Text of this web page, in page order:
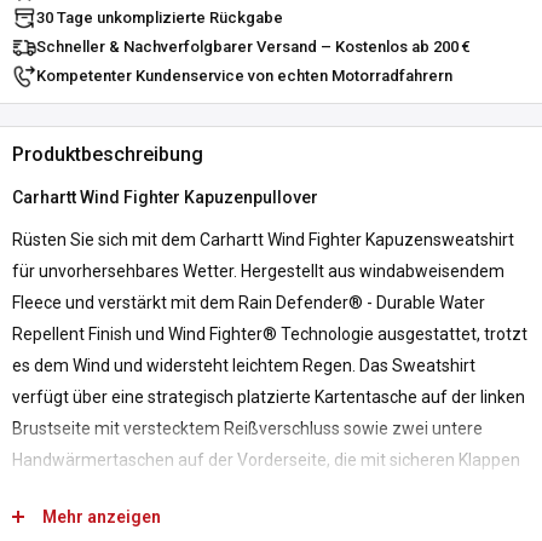
30 Tage unkomplizierte Rückgabe
Schneller & Nachverfolgbarer Versand – Kostenlos ab 200 €
Kompetenter Kundenservice von echten Motorradfahrern
Produktbeschreibung
Carhartt Wind Fighter Kapuzenpullover
Rüsten Sie sich mit dem Carhartt Wind Fighter Kapuzensweatshirt
für unvorhersehbares Wetter. Hergestellt aus windabweisendem
Fleece und verstärkt mit dem Rain Defender® - Durable Water
Repellent Finish und Wind Fighter® Technologie ausgestattet, trotzt
es dem Wind und widersteht leichtem Regen. Das Sweatshirt
verfügt über eine strategisch platzierte Kartentasche auf der linken
Brustseite mit verstecktem Reißverschluss sowie zwei untere
Handwärmertaschen auf der Vorderseite, die mit sicheren Klappen
für Wärme, während die Kapuzenjacke eine leicht lockere Passform
Mehr anzeigen